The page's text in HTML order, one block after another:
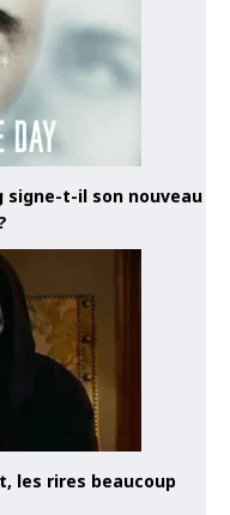
signe-t-il son nouveau
les rires beaucoup